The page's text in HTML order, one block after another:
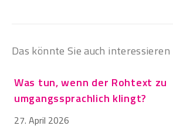
Das könnte Sie auch interessieren
Was tun, wenn der Rohtext zu
umgangssprachlich klingt?
27. April 2026